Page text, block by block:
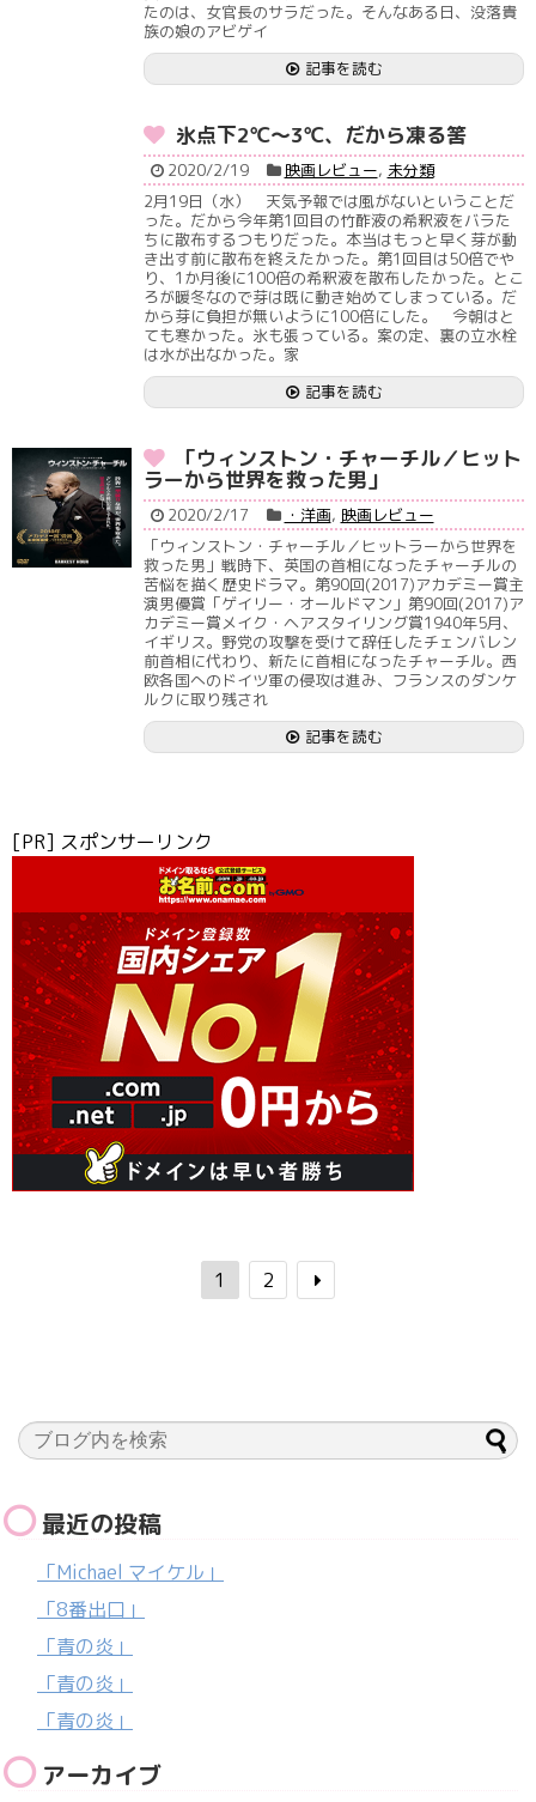
たのは、女官長のサラだった。そんなある日、没落貴
族の娘のアビゲイ
記事を読む
氷点下2℃～3℃、だから凍る筈
2020/2/19 映画レビュー, 未分類
2月19日（水） 天気予報では風がないということだ
った。だから今年第1回目の竹酢液の希釈液をバラた
ちに散布するつもりだった。本当はもっと早く芽が動
き出す前に散布を終えたかった。第1回目は50倍でや
り、1か月後に100倍の希釈液を散布したかった。とこ
ろが暖冬なので芽は既に動き始めてしまっている。だ
から芽に負担が無いように100倍にした。 今朝はと
ても寒かった。氷も張っている。案の定、裏の立水栓
は水が出なかった。家
記事を読む
「ウィンストン・チャーチル／ヒット
ラーから世界を救った男」
2020/2/17 ・洋画, 映画レビュー
「ウィンストン・チャーチル／ヒットラーから世界を
救った男」戦時下、英国の首相になったチャーチルの
苦悩を描く歴史ドラマ。第90回(2017)アカデミー賞主
演男優賞「ゲイリー・オールドマン」第90回(2017)ア
カデミー賞メイク・ヘアスタイリング賞1940年5月、
イギリス。野党の攻撃を受けて辞任したチェンバレン
前首相に代わり、新たに首相になったチャーチル。西
欧各国へのドイツ軍の侵攻は進み、フランスのダンケ
ルクに取り残され
記事を読む
[PR] スポンサーリンク
1 2
最近の投稿
「Michael マイケル」
「8番出口」
「青の炎」
「青の炎」
「青の炎」
アーカイブ